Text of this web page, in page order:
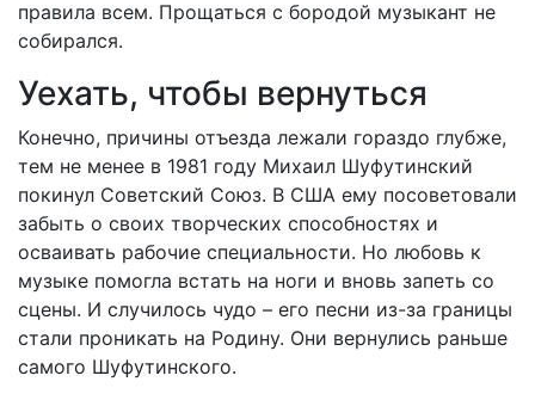
правила всем. Прощаться с бородой музыкант не
собирался.
Уехать, чтобы вернуться
Конечно, причины отъезда лежали гораздо глубже,
тем не менее в 1981 году Михаил Шуфутинский
покинул Советский Союз. В США ему посоветовали
забыть о своих творческих способностях и
осваивать рабочие специальности. Но любовь к
музыке помогла встать на ноги и вновь запеть со
сцены. И случилось чудо – его песни из-за границы
стали проникать на Родину. Они вернулись раньше
самого Шуфутинского.